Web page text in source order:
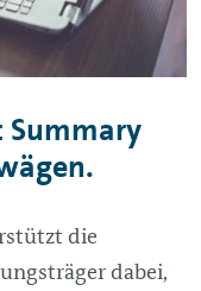
Summary
die
dabei,